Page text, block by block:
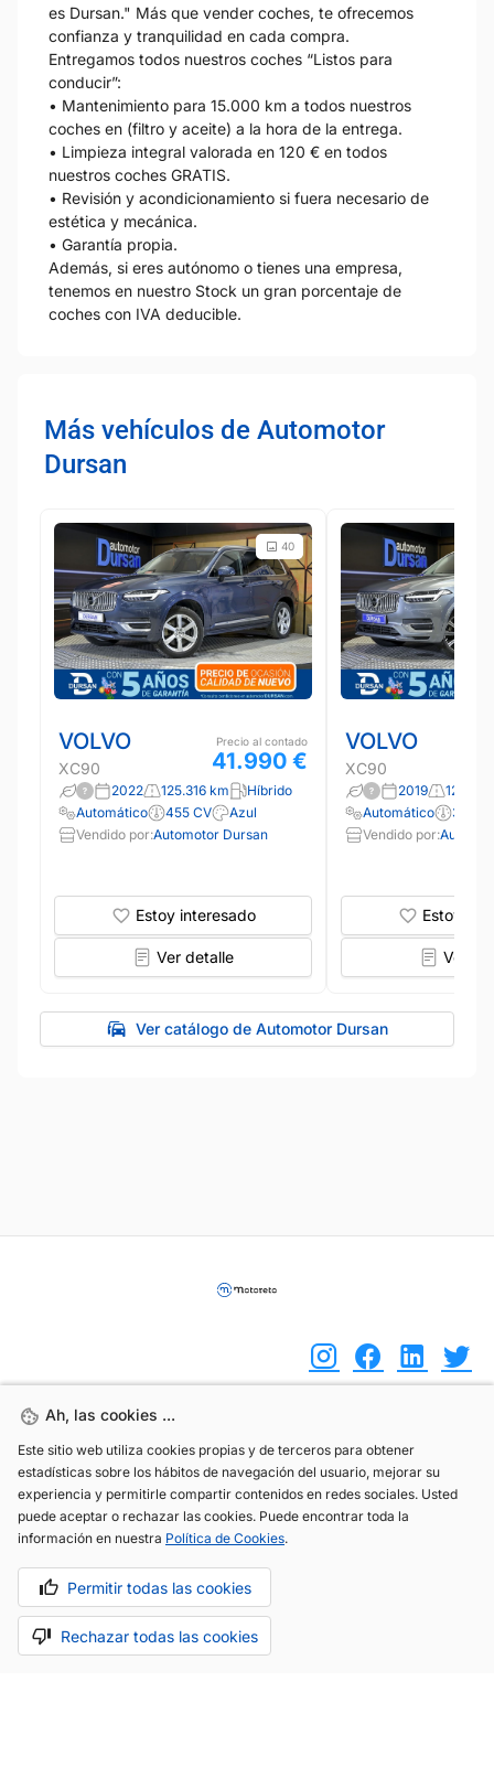
es Dursan." Más que vender coches, te ofrecemos
confianza y tranquilidad en cada compra.
Entregamos todos nuestros coches “Listos para
conducir”:
• Mantenimiento para 15.000 km a todos nuestros
coches en (filtro y aceite) a la hora de la entrega.
• Limpieza integral valorada en 120 € en todos
nuestros coches GRATIS.
• Revisión y acondicionamiento si fuera necesario de
estética y mecánica.
• Garantía propia.
Además, si eres autónomo o tienes una empresa,
tenemos en nuestro Stock un gran porcentaje de
coches con IVA deducible.
Más vehículos de Automotor
Dursan
40
VOLVO
XC90
Precio al contado
41.990 €
2022 125.316 km
Híbrido
Automático
455 CV
Azul
Vendido por:Automotor Dursan
Estoy interesado
Ver detalle
VOLVO
XC90
2019
Automático
390
Vendido por:
Estoy
Ver
Ver catálogo de Automotor Dursan
Ah, las cookies ...
Este sitio web utiliza cookies propias y de terceros para obtener
estadísticas sobre los hábitos de navegación del usuario, mejorar su
experiencia y permitirle compartir contenidos en redes sociales. Usted
puede aceptar o rechazar las cookies. Puede encontrar toda la
información en nuestra Política de Cookies.
Permitir todas las cookies
Rechazar todas las cookies
Ah, las cookies ...
Este sitio web utiliza cookies propias y de terceros para obtener
estadísticas sobre los hábitos de navegación del usuario, mejorar su
experiencia y permitirle compartir contenidos en redes sociales. Usted
puede aceptar o rechazar las cookies. Puede encontrar toda la
información en nuestra Política de Cookies.
Permitir todas las cookies
Rechazar todas las cookies
info@motoreto.com
Aviso legal Política de cookies